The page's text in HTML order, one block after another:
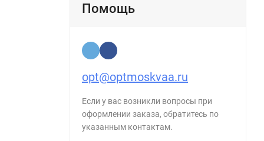
Помощь
opt@optmoskvaa.ru
Если у вас возникли вопросы при
оформлении заказа, обратитесь по
указанным контактам.